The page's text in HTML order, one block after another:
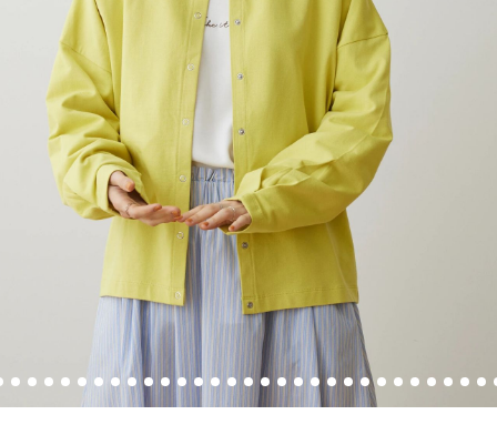
16 17 18 19 20 21 22 23 24 25 26 27 28 29 30 31 32 33 34 35 36 37 38 39 40 41 42 43 44